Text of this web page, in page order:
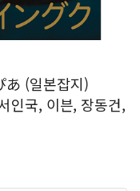
(일본잡지)
인국, 이븐, 장동건,